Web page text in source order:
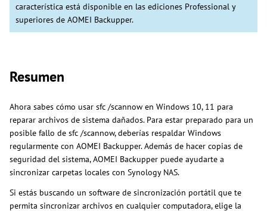
característica está disponible en las ediciones Professional y
superiores de AOMEI Backupper.
Resumen
Ahora sabes cómo usar sfc /scannow en Windows 10, 11 para
reparar archivos de sistema dañados. Para estar preparado para un
posible fallo de sfc /scannow, deberías respaldar Windows
regularmente con AOMEI Backupper. Además de hacer copias de
seguridad del sistema, AOMEI Backupper puede ayudarte a
sincronizar carpetas locales con Synology NAS.
Si estás buscando un software de sincronización portátil que te
permita sincronizar archivos en cualquier computadora, elige la